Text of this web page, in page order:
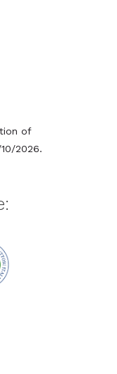
of
2026.